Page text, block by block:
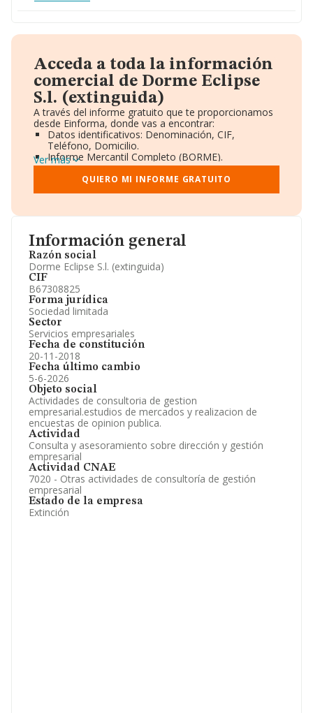
Información general
Razón social
Dorme Eclipse S.l. (extinguida)
CIF
B67308825
Forma jurídica
Sociedad limitada
Sector
Servicios empresariales
Fecha de constitución
20-11-2018
Fecha último cambio
5-6-2026
Objeto social
Actividades de consultoria de gestion
empresarial.estudios de mercados y realizacion de
encuestas de opinion publica.
Actividad
Consulta y asesoramiento sobre dirección y gestión
empresarial
Actividad CNAE
7020 - Otras actividades de consultoría de gestión
empresarial
Estado de la empresa
Extinción
Acceda a toda la información
comercial de Dorme Eclipse
S.l. (extinguida)
A través del informe gratuito que te proporcionamos
desde Einforma, donde vas a encontrar:
Datos identificativos: Denominación, CIF,
Teléfono, Domicilio.
Informe Mercantil Completo (BORME).
Gráficos de Evolución Ventas y Empleados.
Consejo de Administración y Administradores.
Directivos y Ejecutivos.
Información oficial y registral complementaria.
Ver más
QUIERO MI INFORME GRATUITO